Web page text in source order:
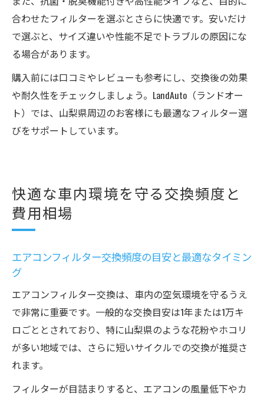
合わせたフィルターを選ぶとさらに快適です。安いだけ
で選ぶと、サイズ違いや性能不足でトラブルの原因にな
る場合があります。
購入前には口コミやレビューも参考にし、交換後の効果
や耐久性をチェックしましょう。LandAuto（ランドオー
ト）では、山梨県周辺のお客様にも最適なフィルター選
びをサポートしています。
快適な車内環境を守る交換頻度と
費用相場
エアコンフィルター交換頻度の目安と最適なタイミン
グ
エアコンフィルター交換は、車内の空気環境を守るうえ
で非常に重要です。一般的な交換目安は1年または1万キ
ロごととされており、特に山梨県のような花粉やホコリ
が多い地域では、さらに短いサイクルでの交換が推奨さ
れます。
フィルターが目詰まりすると、エアコンの風量低下やカ